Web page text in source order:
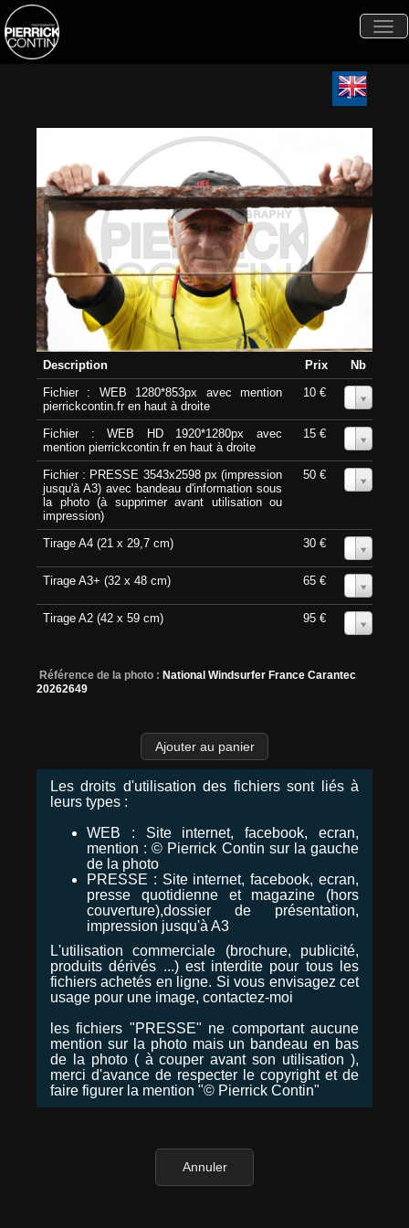
Description Prix
Nb
Fichier : WEB 1280*853px avec mention
pierrickcontin.fr en haut à droite
10 €
Fichier : WEB HD 1920*1280px avec
mention pierrickcontin.fr en haut à droite
15 €
Fichier : PRESSE 3543x2598 px (impression
jusqu'à A3) avec bandeau d'information sous
la photo (à supprimer avant utilisation ou
impression)
50 €
Tirage A4 (21 x 29,7 cm) 30 €
Tirage A3+ (32 x 48 cm) 65 €
Tirage A2 (42 x 59 cm) 95 €
Référence de la photo : National Windsurfer France Carantec
20262649
Les droits d'utilisation des fichiers sont liés à
leurs types :
WEB : Site internet, facebook, ecran,
mention : © Pierrick Contin sur la gauche
de la photo
PRESSE : Site internet, facebook, ecran,
presse quotidienne et magazine (hors
couverture),dossier de présentation,
impression jusqu'à A3
L'utilisation commerciale (brochure, publicité,
produits dérivés ...) est interdite pour tous les
fichiers achetés en ligne. Si vous envisagez cet
usage pour une image, contactez-moi
les fichiers "PRESSE" ne comportant aucune
mention sur la photo mais un bandeau en bas
de la photo ( à couper avant son utilisation ),
merci d'avance de respecter le copyright et de
faire figurer la mention "© Pierrick Contin"
Annuler